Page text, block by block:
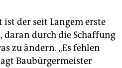
ist der seit Langem erste
daran durch die Schaffung
zu ändern. „Es fehlen
Baubürgermeister